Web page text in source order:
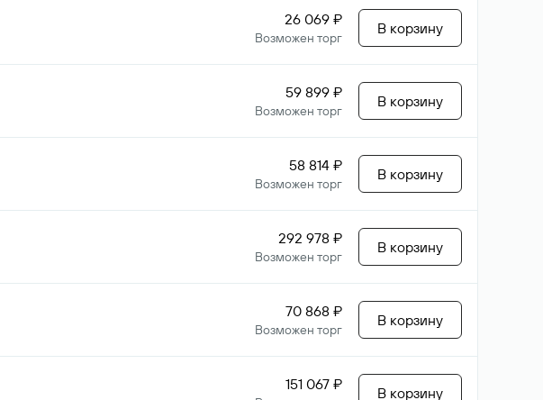
26 069 ₽
Возможен торг
В корзину
59 899 ₽
Возможен торг
В корзину
58 814 ₽
Возможен торг
В корзину
292 978 ₽
Возможен торг
В корзину
70 868 ₽
Возможен торг
В корзину
151 067 ₽ В корзину